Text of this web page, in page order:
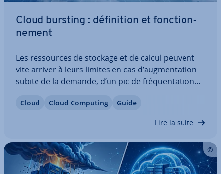
Cloud bursting : dé­fi­ni­tion et fonc­tion­
ne­ment
Les res­sources de stockage et de calcul peuvent
vite arriver à leurs limites en cas d’aug­men­ta­tion
subite de la demande, d’un pic de fré­quen­ta­tion
affecte les per­for­mances et peut entraîner des
Cloud Cloud Computing Guide
Lire la suite